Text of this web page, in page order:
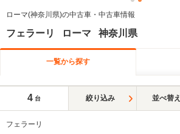
ローマ(神奈川県)の中古車・中古車情報
フェラーリ ローマ 神奈川県
一覧から探す
4 台 絞り込み 並べ替え
フェラーリ